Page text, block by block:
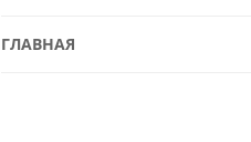
ГЛАВНАЯ